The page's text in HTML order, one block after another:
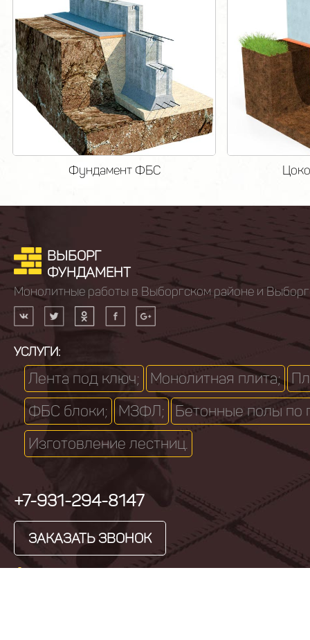
Фундамент ФБС
ВЫБОРГ
ФУНДАМЕНТ
Монолитные работы в Выборгском районе и
УСЛУГИ:
Лента под ключ; Монолитная плита;
ФБС блоки;
МЗФЛ;
Бетонные полы по
Изготовление лестниц.
+7-931-294-8147
ЗАКАЗАТЬ ЗВОНОК
9:00 - 20:00 без выходных